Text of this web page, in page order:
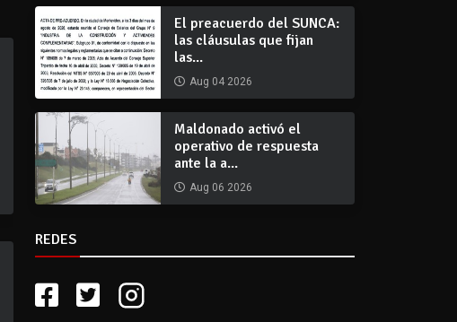
El preacuerdo del SUNCA:
las cláusulas que fijan
las...
Aug 04 2026
Maldonado activó el
operativo de respuesta
ante la a...
Aug 06 2026
REDES